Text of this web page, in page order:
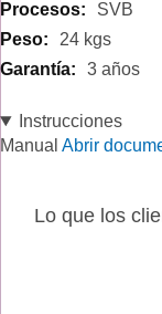
SVB
24 kgs
3 años
Instrucciones
Manual Abrir
Lo que los